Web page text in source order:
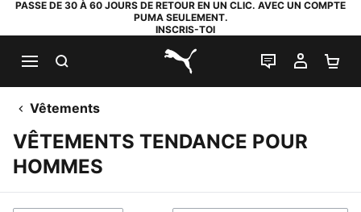
PASSE DE 30 À 60 JOURS DE RETOUR EN UN CLIC. AVEC UN COMPTE
PUMA SEULEMENT.
INSCRIS-TOI
PUMA.com
LIVE CHAT
MON
Vêtements
VÊTEMENTS TENDANCE POUR
HOMMES